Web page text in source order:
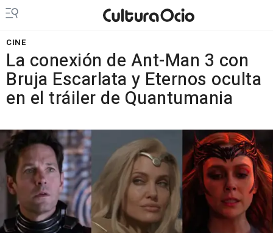
CINE
La conexión de Ant-Man 3 con
Bruja Escarlata y Eternos oculta
en el tráiler de Quantumania